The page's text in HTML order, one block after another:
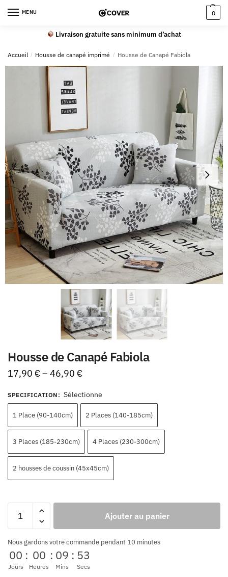
MENU 0
Livraison gratuite sans minimum d’achat
Accueil / Housse de canapé imprimé / Housse de Canapé Fabiola
Housse de Canapé Fabiola
17,90 €– 46,90 €
SPECIFICATION : Sélectionne
1 Place (90-140cm) 2 Places (140-185cm)
3 Places (185-230cm) 4 Places (230-300cm)
2 housses de coussin (45x45cm)
Ajouter au panier
Nous gardons votre commande pendant 10 minutes
00
Jours
: 00
Heures
: 09
Mins
: 52
Secs